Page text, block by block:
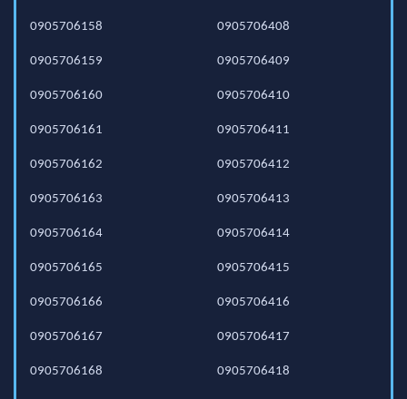
0905706158
0905706159
0905706160
0905706161
0905706162
0905706163
0905706164
0905706165
0905706166
0905706167
0905706168
0905706408
0905706409
0905706410
0905706411
0905706412
0905706413
0905706414
0905706415
0905706416
0905706417
0905706418